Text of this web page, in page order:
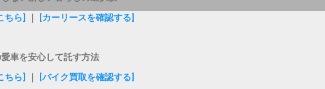
ちら]
[カーリースを確認する]
愛車を安心して託す方法
ちら]
[バイク買取を確認する]